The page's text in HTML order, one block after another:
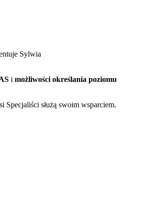
Sylwia
i możliwości określania poziomu
Specjaliści służą swoim wsparciem.